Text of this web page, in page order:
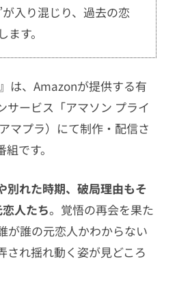
カイ、グランピングデ
囲気に
かあき「前に進むため
過去が消えるとしたら
あき「お互い甘えて
も×マサヤの三角関係
はミヅキと判明
Ｘとの別れの原因は
ら」
入り混じり、過去の恋
す。
は、Amazonが提供する有
サービス「アマソン プライ
マプラ）にて制作・配信さ
です。
別れた時期、破局理由もそ
人たち。覚悟の再会を果た
が誰の元恋人かわからない
され揺れ動く姿が見どころ